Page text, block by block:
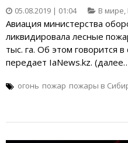
05.08.2019 | 01:04 В мире,
Авиация министерства
ликвидировала лесные
тыс. га. Об этом говорится
передает IaNews.kz.
огонь пожар пожары в